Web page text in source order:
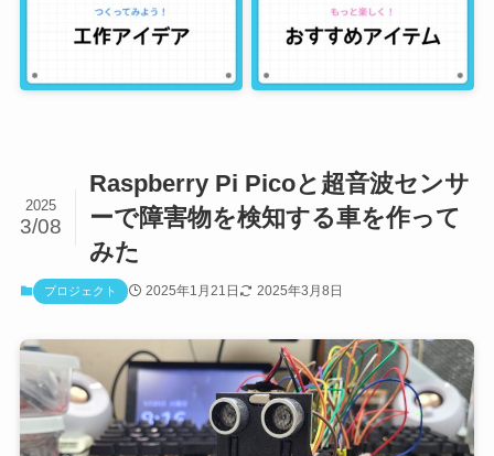
Raspberry Pi Picoと超音波センサ
ーで障害物を検知する車を作って
みた
2025
3/08
プロジェクト 2025年1月21日 2025年3月8日